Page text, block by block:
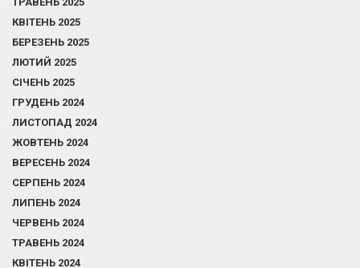
КВІТЕНЬ 2025
БЕРЕЗЕНЬ 2025
ЛЮТИЙ 2025
СІЧЕНЬ 2025
ГРУДЕНЬ 2024
ЛИСТОПАД 2024
ЖОВТЕНЬ 2024
ВЕРЕСЕНЬ 2024
СЕРПЕНЬ 2024
ЛИПЕНЬ 2024
ЧЕРВЕНЬ 2024
ТРАВЕНЬ 2024
КВІТЕНЬ 2024